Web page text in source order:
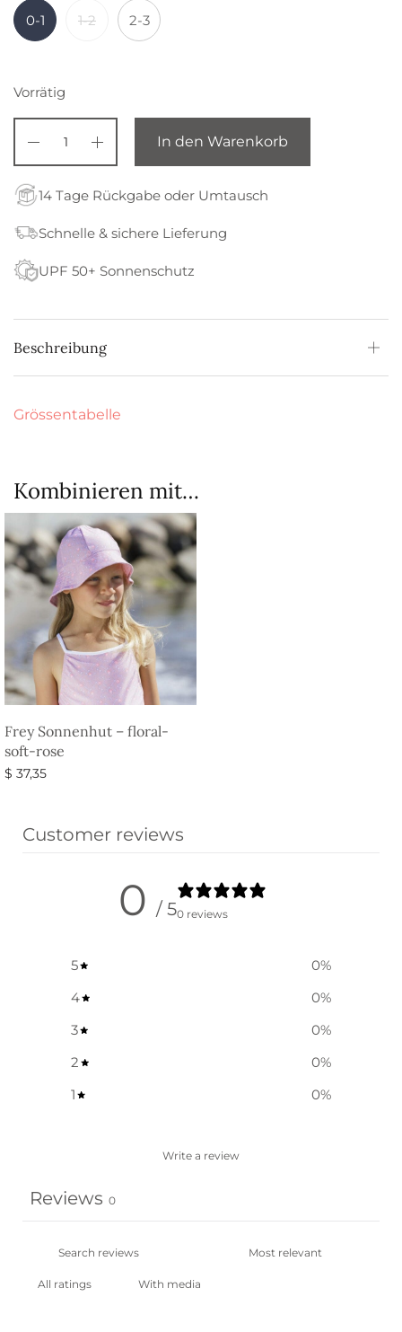
0-1 1-2 2-3
Vorrätig
In den Warenkorb
14 Tage Rückgabe oder Umtausch
Schnelle & sichere Lieferung
UPF 50+ Sonnenschutz
Beschreibung
Grössentabelle
Kombinieren mit…
Frey Sonnenhut – floral-
soft-rose
$ 37,35
Customer reviews
0 / 50 reviews
5 0%
4
0%
3
0%
2
0%
1
0%
Write a review
Reviews 0
With media